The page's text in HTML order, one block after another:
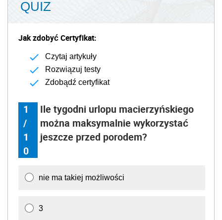
QUIZ
Jak zdobyć Certyfikat:
Czytaj artykuły
Rozwiązuj testy
Zdobądź certyfikat
1
/
1
0
Ile tygodni urlopu macierzyńskiego
można maksymalnie wykorzystać
jeszcze przed porodem?
nie ma takiej możliwości
3